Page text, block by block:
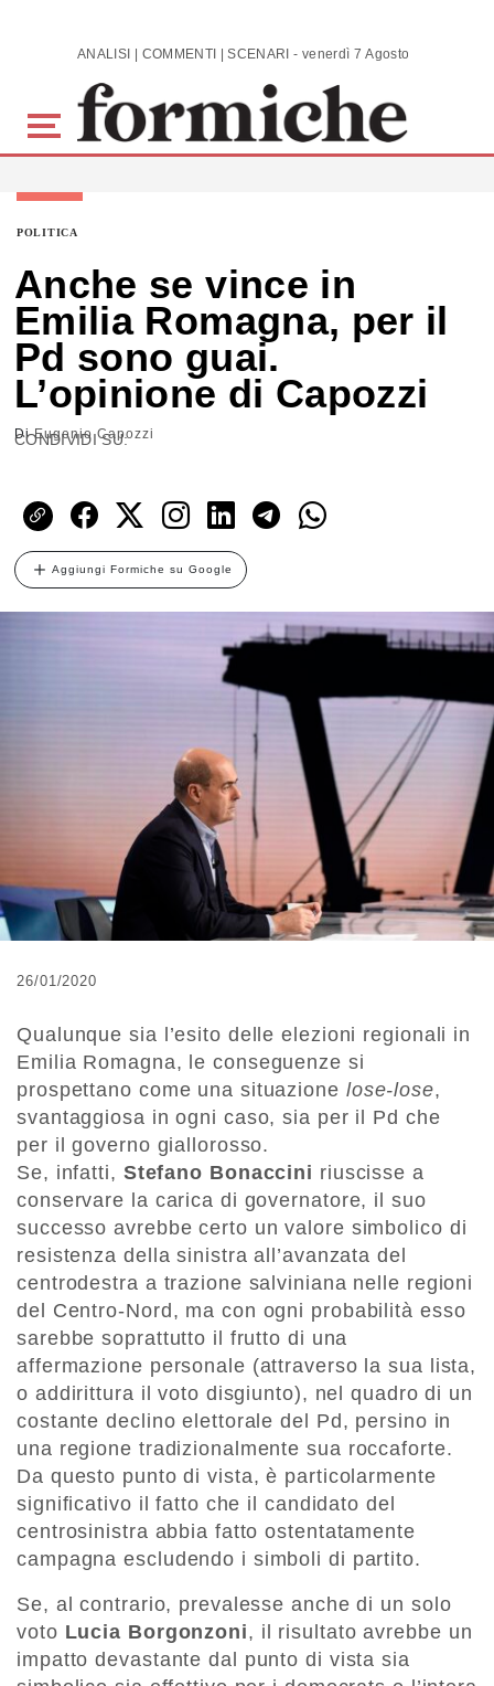
Skip to main content ANALISI | COMMENTI | SCENARI - venerdì 7 Agosto 2026
POLITICA
Anche se vince in
Emilia Romagna, per il
Pd sono guai.
L’opinione di Capozzi
DiEugenio Capozzi
CONDIVIDI SU:
Aggiungi Formiche su Google
26/01/2020
Qualunque sia l’esito delle elezioni regionali in
Emilia Romagna, le conseguenze si
prospettano come una situazione lose-lose,
svantaggiosa in ogni caso, sia per il Pd che
per il governo giallorosso.
Se, infatti, Stefano Bonaccini riuscisse a
conservare la carica di governatore, il suo
successo avrebbe certo un valore simbolico di
resistenza della sinistra all’avanzata del
centrodestra a trazione salviniana nelle regioni
del Centro-Nord, ma con ogni probabilità esso
sarebbe soprattutto il frutto di una
affermazione personale (attraverso la sua lista,
o addirittura il voto disgiunto), nel quadro di un
costante declino elettorale del Pd, persino in
una regione tradizionalmente sua roccaforte.
Da questo punto di vista, è particolarmente
significativo il fatto che il candidato del
centrosinistra abbia fatto ostentatamente
campagna escludendo i simboli di partito.
Se, al contrario, prevalesse anche di un solo
voto Lucia Borgonzoni, il risultato avrebbe un
impatto devastante dal punto di vista sia